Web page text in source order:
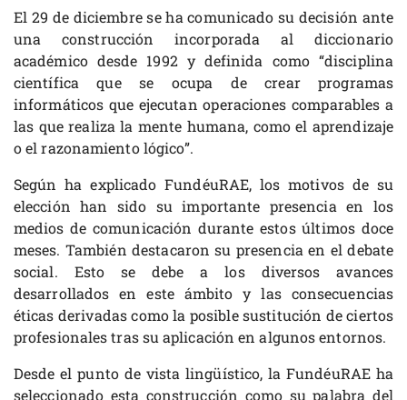
El 29 de diciembre se ha comunicado su decisión ante
una construcción incorporada al diccionario
académico desde 1992 y definida como “disciplina
científica que se ocupa de crear programas
informáticos que ejecutan operaciones comparables a
las que realiza la mente humana, como el aprendizaje
o el razonamiento lógico”.
Según ha explicado FundéuRAE, los motivos de su
elección han sido su importante presencia en los
medios de comunicación durante estos últimos doce
meses. También destacaron su presencia en el debate
social. Esto se debe a los diversos avances
desarrollados en este ámbito y las consecuencias
éticas derivadas como la posible sustitución de ciertos
profesionales tras su aplicación en algunos entornos.
Desde el punto de vista lingüístico, la FundéuRAE ha
seleccionado esta construcción como su palabra del